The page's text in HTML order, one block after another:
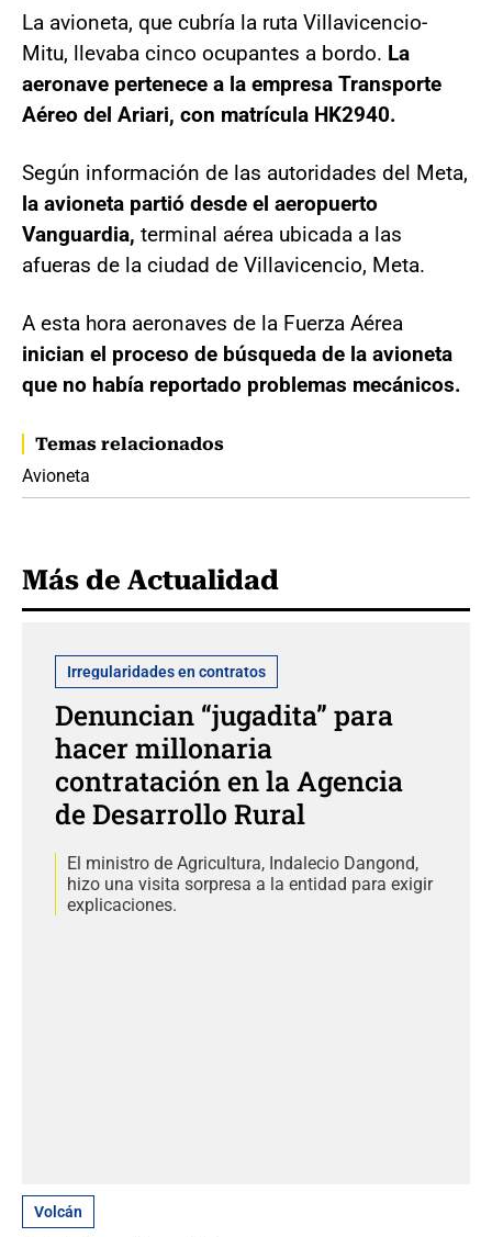
La avioneta, que cubría la ruta Villavicencio-
Mitu, llevaba cinco ocupantes a bordo. La
aeronave pertenece a la empresa Transporte
Aéreo del Ariari, con matrícula HK2940.
Según información de las autoridades del Meta,
la avioneta partió desde el aeropuerto
Vanguardia, terminal aérea ubicada a las
afueras de la ciudad de Villavicencio, Meta.
A esta hora aeronaves de la Fuerza Aérea
inician el proceso de búsqueda de la avioneta
que no había reportado problemas mecánicos.
Temas relacionados
Avioneta
Más de Actualidad
Irregularidades en contratos
Denuncian “jugadita” para
hacer millonaria
contratación en la Agencia
de Desarrollo Rural
El ministro de Agricultura, Indalecio Dangond,
hizo una visita sorpresa a la entidad para exigir
explicaciones.
Volcán